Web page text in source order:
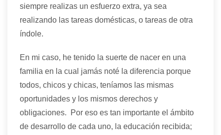
siempre realizas un esfuerzo extra, ya sea
realizando las tareas domésticas, o tareas de otra
índole.
En mi caso, he tenido la suerte de nacer en una
familia en la cual jamás noté la diferencia porque
todos, chicos y chicas, teníamos las mismas
oportunidades y los mismos derechos y
obligaciones. Por eso es tan importante el ámbito
de desarrollo de cada uno, la educación recibida;